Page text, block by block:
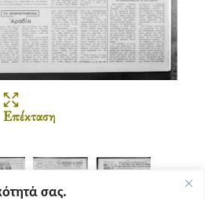
σας.
Επέκταση